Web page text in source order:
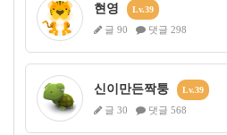
현영 Lv.39
글 90 댓글 298
신이만든짝퉁 Lv.39
글 30 댓글 568